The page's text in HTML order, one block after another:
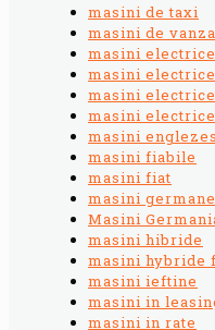
masini de taxi
masini de
masini electrice
masini
masini
masini
masini
masini fiabile
masini fiat
masini germane
Masini
masini hibride
masini hybride
masini ieftine
masini in
masini in rate